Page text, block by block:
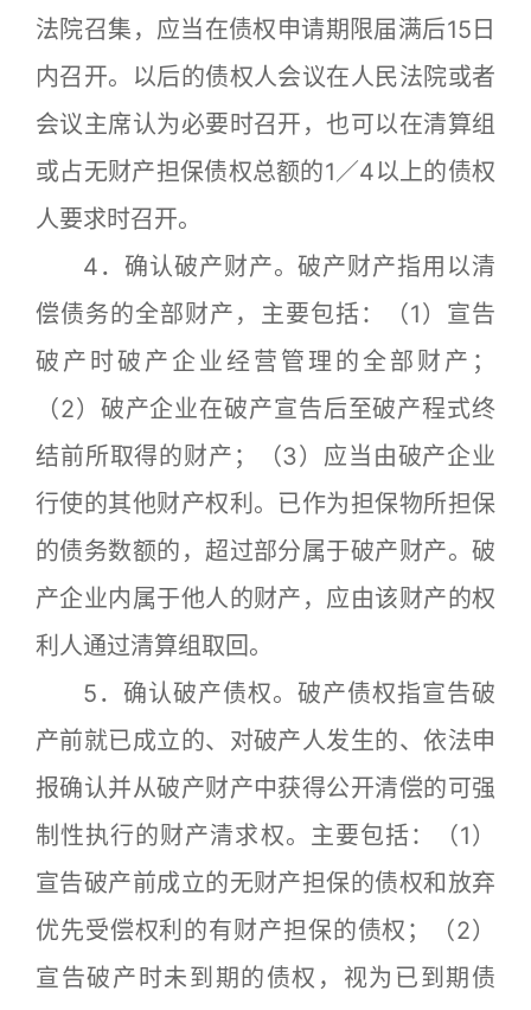
法院召集，应当在债权申请期限届满后15日
内召开。以后的债权人会议在人民法院或者
会议主席认为必要时召开，也可以在清算组
或占无财产担保债权总额的1／4以上的债权
人要求时召开。
4．确认破产财产。破产财产指用以清
偿债务的全部财产，主要包括：（1）宣告
破产时破产企业经营管理的全部财产；
（2）破产企业在破产宣告后至破产程式终
结前所取得的财产；（3）应当由破产企业
行使的其他财产权利。已作为担保物所担保
的债务数额的，超过部分属于破产财产。破
产企业内属于他人的财产，应由该财产的权
利人通过清算组取回。
5．确认破产债权。破产债权指宣告破
产前就已成立的、对破产人发生的、依法申
报确认并从破产财产中获得公开清偿的可强
制性执行的财产清求权。主要包括：（1）
宣告破产前成立的无财产担保的债权和放弃
优先受偿权利的有财产担保的债权；（2）
宣告破产时未到期的债权，视为已到期债